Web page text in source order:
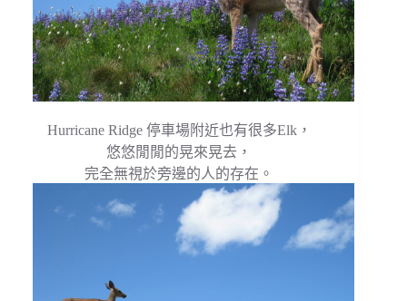
Hurricane Ridge 停車場附近也有很多Elk，
悠悠閒閒的晃來晃去，
完全無視於旁邊的人的存在。